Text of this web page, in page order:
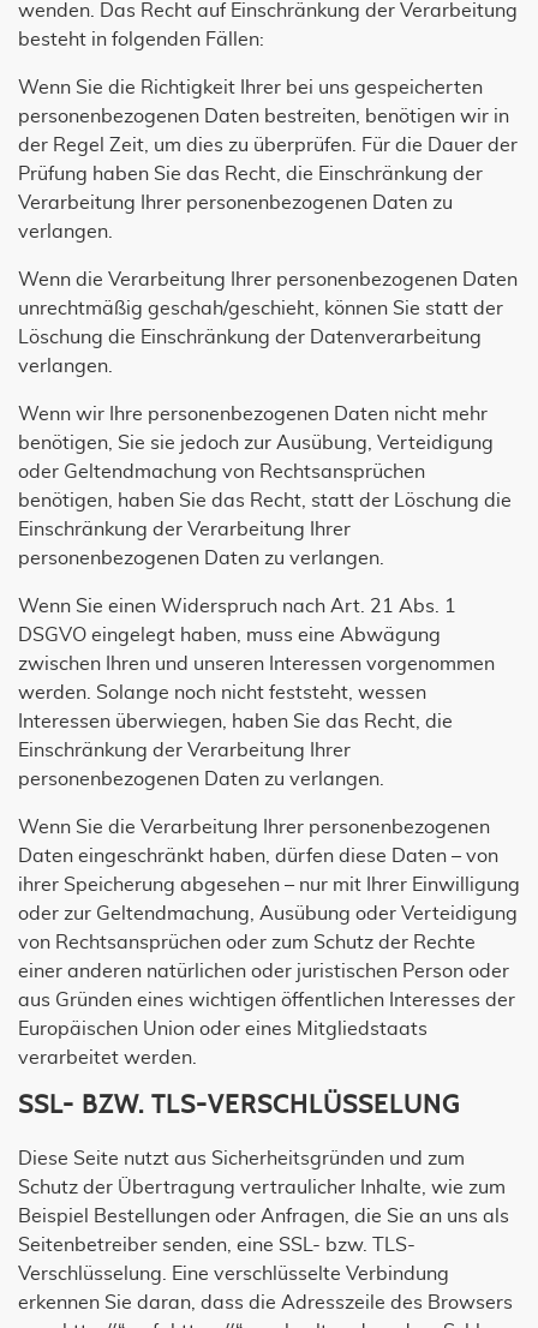
wenden. Das Recht auf Einschränkung der Verarbeitung
besteht in folgenden Fällen:
Wenn Sie die Richtigkeit Ihrer bei uns gespeicherten
personenbezogenen Daten bestreiten, benötigen wir in
der Regel Zeit, um dies zu überprüfen. Für die Dauer der
Prüfung haben Sie das Recht, die Einschränkung der
Verarbeitung Ihrer personenbezogenen Daten zu
verlangen.
Wenn die Verarbeitung Ihrer personenbezogenen Daten
unrechtmäßig geschah/geschieht, können Sie statt der
Löschung die Einschränkung der Datenverarbeitung
verlangen.
Wenn wir Ihre personenbezogenen Daten nicht mehr
benötigen, Sie sie jedoch zur Ausübung, Verteidigung
oder Geltendmachung von Rechtsansprüchen
benötigen, haben Sie das Recht, statt der Löschung die
Einschränkung der Verarbeitung Ihrer
personenbezogenen Daten zu verlangen.
Wenn Sie einen Widerspruch nach Art. 21 Abs. 1
DSGVO eingelegt haben, muss eine Abwägung
zwischen Ihren und unseren Interessen vorgenommen
werden. Solange noch nicht feststeht, wessen
Interessen überwiegen, haben Sie das Recht, die
Einschränkung der Verarbeitung Ihrer
personenbezogenen Daten zu verlangen.
Wenn Sie die Verarbeitung Ihrer personenbezogenen
Daten eingeschränkt haben, dürfen diese Daten – von
ihrer Speicherung abgesehen – nur mit Ihrer Einwilligung
oder zur Geltendmachung, Ausübung oder Verteidigung
von Rechtsansprüchen oder zum Schutz der Rechte
einer anderen natürlichen oder juristischen Person oder
aus Gründen eines wichtigen öffentlichen Interesses der
Europäischen Union oder eines Mitgliedstaats
verarbeitet werden.
SSL- BZW. TLS-VERSCHLÜSSELUNG
Diese Seite nutzt aus Sicherheitsgründen und zum
Schutz der Übertragung vertraulicher Inhalte, wie zum
Beispiel Bestellungen oder Anfragen, die Sie an uns als
Seitenbetreiber senden, eine SSL- bzw. TLS-
Verschlüsselung. Eine verschlüsselte Verbindung
erkennen Sie daran, dass die Adresszeile des Browsers